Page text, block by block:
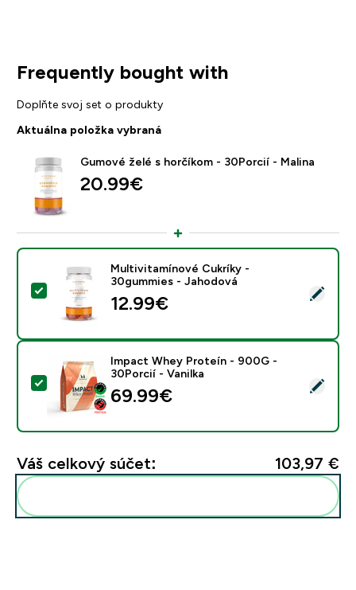
Frequently bought with
Doplňte svoj set o produkty
Aktuálna položka vybraná
Gumové želé s horčíkom - 30Porcií - Malina
20.99€‎
Vybrať tento produkt - Multivitamínové Cukríky -
Multivitamínové Cukríky -
30gummies - Jahodová
12.99€‎
Vybrať tento produkt - Impact Whey Proteín - 900G
Impact Whey Proteín - 900G -
30Porcií - Vanilka
69.99€‎
Váš celkový súčet: 103,97 €‎